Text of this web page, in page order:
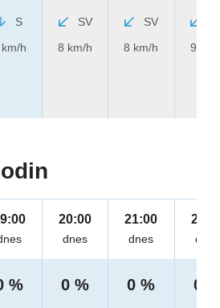
S
h
SV
8 km/h
SV
8 km/h
9 km/h
%
20:00
dnes
0 %
21:00
dnes
0 %
22:00
dnes
0 %